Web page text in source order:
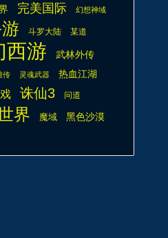
完美国际 幻想神域
斗罗大陆 某道
西游
武林外传
传 灵魂武器 热血江湖
诛仙3 问道
界 魔域 黑色沙漠